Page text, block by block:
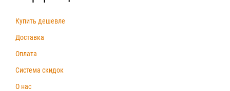
Купить дешевле
Доставка
Оплата
Система скидок
О нас